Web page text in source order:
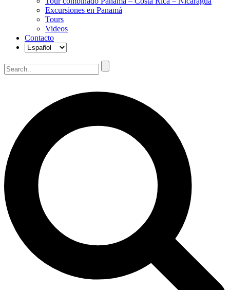
Excursiones en Panamá
Tours
Videos
Contacto